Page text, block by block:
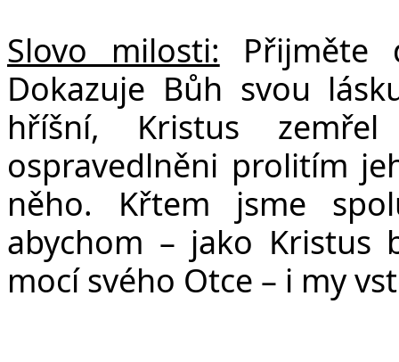
Slovo milosti:
Přijměte
Dokazuje Bůh svou
hříšní, Kristus
ospravedlněni prolitím
něho. Křtem jsme
abychom – jako Kristus
mocí svého Otce – i my